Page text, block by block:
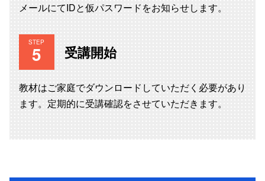
メールにてIDと仮パスワードをお知らせします。
STEP
受講開始
教材はご家庭でダウンロードしていただく必要があり
ます。定期的に受講確認をさせていただきます。